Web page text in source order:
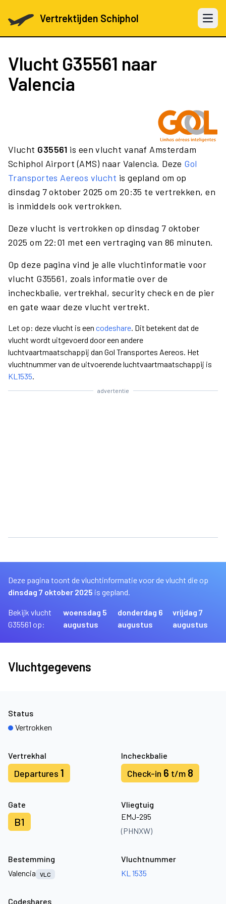
Vertrektijden Schiphol Open
Vlucht G35561 naar
Valencia
Vlucht G35561 is een vlucht vanaf Amsterdam
Schiphol Airport (AMS) naar Valencia. Deze Gol
Transportes Aereos vlucht is gepland om op
dinsdag 7 oktober 2025 om 20:35 te vertrekken, en
is inmiddels ook vertrokken.
Deze vlucht is vertrokken op dinsdag 7 oktober
2025 om 22:01 met een vertraging van 86 minuten.
Op deze pagina vind je alle vluchtinformatie voor
vlucht G35561, zoals informatie over de
incheckbalie, vertrekhal, security check en de pier
en gate waar deze vlucht vertrekt.
Let op: deze vlucht is een codeshare. Dit betekent dat de
vlucht wordt uitgevoerd door een andere
luchtvaartmaatschappij dan Gol Transportes Aereos. Het
vluchtnummer van de uitvoerende luchtvaartmaatschappij is
KL1535.
advertentie
Deze pagina toont de vluchtinformatie voor de vlucht die op
dinsdag 7 oktober 2025 is gepland.
Bekijk vlucht
G35561 op:
woensdag 5
augustus
donderdag 6
augustus
vrijdag 7
augustus
Vluchtgegevens
Vertrekhal
Departures 1
Incheckbalie
Check-in 6 t/m 8
Gate
B1
Vliegtuig
EMJ-295
(PHNXW)
Status
Vertrokken
Bestemming
Valencia
VLC
Vluchtnummer
KL 1535
Codeshares